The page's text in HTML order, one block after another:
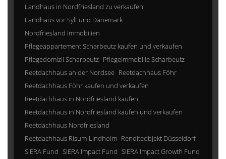
Landhaus in Nordfriesland zu verkaufen
Landhaus vor Sylt und Dänemark
Nordfriesland Immobilien
Pflegeappartement Scharbeutz kaufen und verkaufen
Pflegedomizil Scharbeutz Pflegeimmobilie Scharbeutz
Reetdachhaus an der Nordsee Reetdachhaus Föhr
Reetdachhaus Föhr kaufen und verkaufen
Reetdachhaus in Nordfriesland kaufen
Reetdachhaus in Nordfriesland kaufen und verkaufen
Reetdachhaus Nordfriesland
Reetdachhaus Risum-Lindholm Renditeobjekt Düsseldorf
SIERA Fund SIERA Impact Fund SIERA Impact Growth Fund